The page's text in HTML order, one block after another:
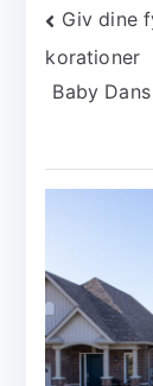
Giv dine
korationer
Baby